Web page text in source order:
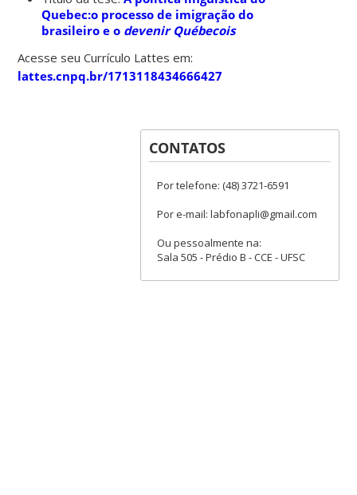
Quebec:o processo de imigração do
brasileiro e o devenir Québecois
Acesse seu Currículo Lattes em:
lattes.cnpq.br/1713118434666427
CONTATOS
Por telefone: (48) 3721-6591
Por e-mail: labfonapli@gmail.com
Ou pessoalmente na:
Sala 505 - Prédio B - CCE - UFSC